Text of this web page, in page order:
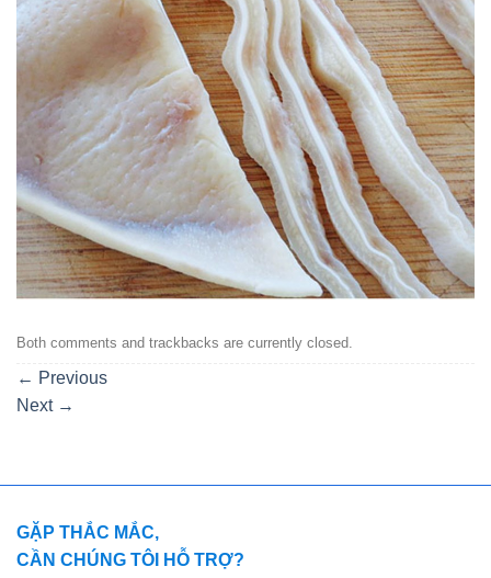
Both comments and trackbacks are currently closed.
← Previous
Next →
GẶP THẮC MẮC,
CẦN CHÚNG TÔI HỖ TRỢ?